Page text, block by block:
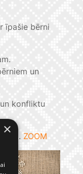
īpašie bērni
un
konfliktu
ZOOM
×